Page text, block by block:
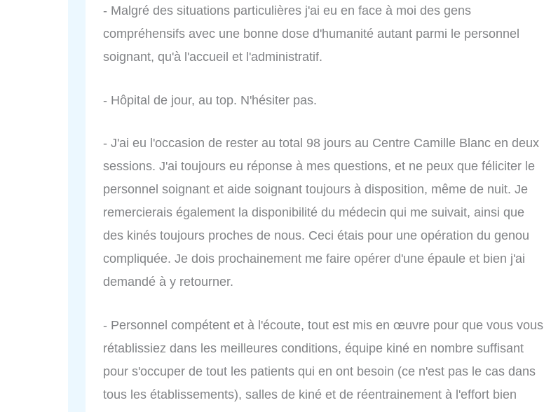
- Malgré des situations particulières j'ai eu en face à moi des gens
compréhensifs avec une bonne dose d'humanité autant parmi le personnel
soignant, qu'à l'accueil et l'administratif.
- Hôpital de jour, au top. N'hésiter pas.
- J'ai eu l'occasion de rester au total 98 jours au Centre Camille Blanc en deux
sessions. J'ai toujours eu réponse à mes questions, et ne peux que féliciter le
personnel soignant et aide soignant toujours à disposition, même de nuit. Je
remercierais également la disponibilité du médecin qui me suivait, ainsi que
des kinés toujours proches de nous. Ceci étais pour une opération du genou
compliquée. Je dois prochainement me faire opérer d'une épaule et bien j'ai
demandé à y retourner.
- Personnel compétent et à l'écoute, tout est mis en œuvre pour que vous vous
rétablissiez dans les meilleures conditions, équipe kiné en nombre suffisant
pour s'occuper de tout les patients qui en ont besoin (ce n'est pas le cas dans
tous les établissements), salles de kiné et de réentrainement à l'effort bien